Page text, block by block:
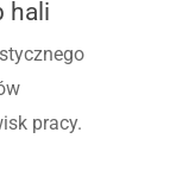
hali
pracy.